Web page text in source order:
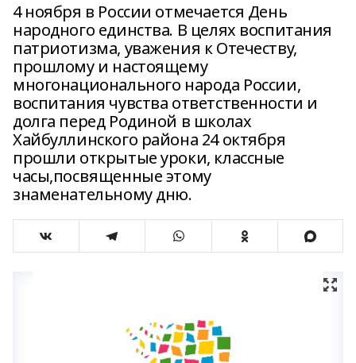
4 ноября в России отмечается День
народного единства. В целях воспитания
патриотизма, уважения к Отечеству,
прошлому и настоящему
многонационального народа России,
воспитания чувства ответственности и
долга перед Родиной в школах
Хайбуллинского района 24 октября
прошли открытые уроки, классные
часы,посвященные этому
знаменательному дню.